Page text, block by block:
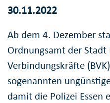
30.11.2022
Ab dem 4. Dezember
Ordnungsamt der Stadt
Verbindungskräfte
sogenannten
damit die Polizei Essen